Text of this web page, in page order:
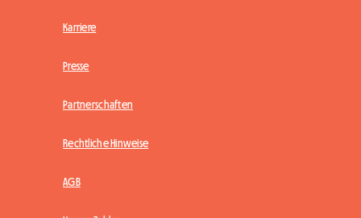
Karriere
Presse
Partnerschaften
Rechtliche Hinweise
AGB